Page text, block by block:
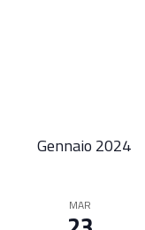
Gennaio 2024
MAR